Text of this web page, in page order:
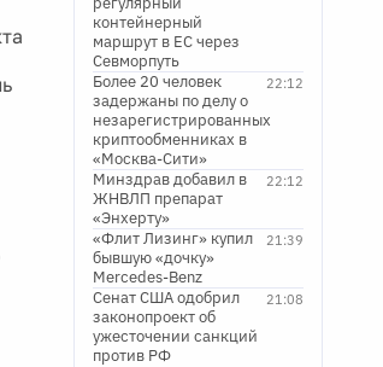
контейнерный
маршрут в ЕС через
Севморпуть
22:12
Более 20 человек
задержаны по делу о
незарегистрированных
криптообменниках в
«Москва-Сити»
22:12
Минздрав добавил в
ЖНВЛП препарат
«Энхерту»
21:39
«Флит Лизинг» купил
бывшую «дочку»
Mercedes-Benz
21:08
Сенат США одобрил
законопроект об
ужесточении санкций
против РФ